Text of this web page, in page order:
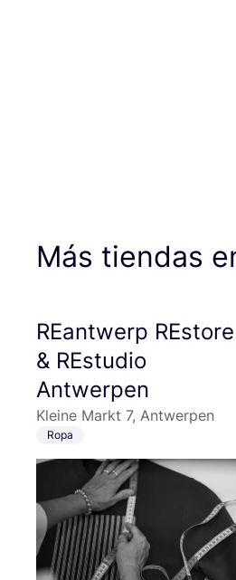
Más tiendas
REantwerp REstore
& REstudio
Antwerpen
Kleine Markt 7, Antwerpen
Ropa